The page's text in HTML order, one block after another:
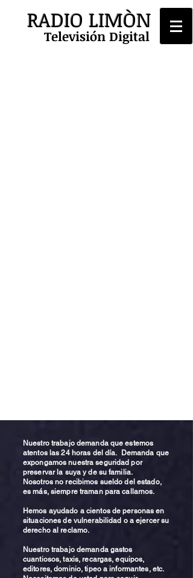
RADIO LIMÒN
Televisión Digital
Nuestro trabajo demanda que estemos
atentos las 24 horas del día. Demanda que
expongamos nuestra seguridad por
preservar la suya y de su familia.
Nosotros no recibimos sueldo del estado,
es más, siempre traman para callarnos.
Hemos ayudado a cientos de personas en
situaciones de vulnerabilidad o a ejercer su
derecho al reclamo.
Nuestro trabajo demanda gastos
cuantiosos, taxis, recargas, equipos,
editores, dominio, tipeo a informantes, etc.